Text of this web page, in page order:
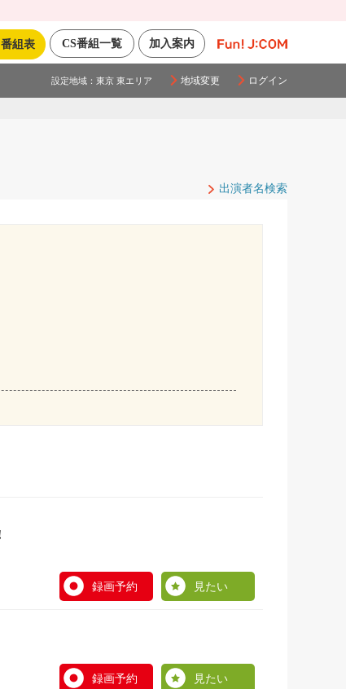
加入案内
CS番組一覧
番組表
設定地域： 東京 東エリア 地域変更 ログイン
出演者名検索
録画予約 見たい
録画予約 見たい